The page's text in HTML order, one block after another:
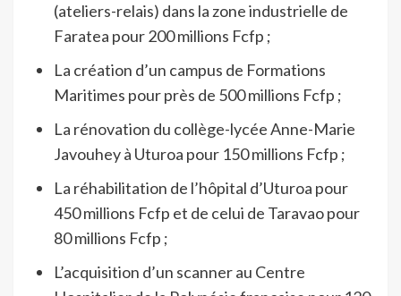
(ateliers-relais) dans la zone industrielle de
Faratea pour 200 millions Fcfp ;
La création d’un campus de Formations
Maritimes pour près de 500 millions Fcfp ;
La rénovation du collège-lycée Anne-Marie
Javouhey à Uturoa pour 150 millions Fcfp ;
La réhabilitation de l’hôpital d’Uturoa pour
450 millions Fcfp et de celui de Taravao pour
80 millions Fcfp ;
L’acquisition d’un scanner au Centre